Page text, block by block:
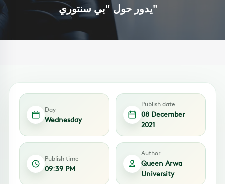
يدور حول "بي سنتوري"
Day
Wednesday
Publish date
08 December
2021
Publish time
09:39 PM
Author
Queen Arwa
University